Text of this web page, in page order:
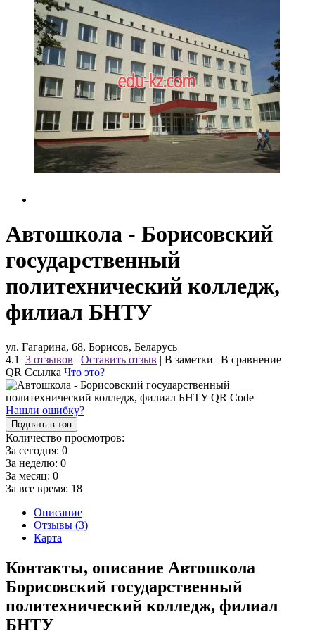
Автошкола - Борисовский
государственный
политехнический колледж,
филиал БНТУ
ул. Гагарина, 68, Борисов, Беларусь
4.1
3 отзывов | Оставить отзыв | В заметки | В сравнение
QR Ссылка Что это?
Нашли ошибку?
Поднять в топ
Количество просмотров:
За сегодня: 0
За неделю: 0
За месяц: 0
За все время: 18
Описание
Отзывы (3)
Карта
Контакты, описание Автошкола
Борисовский государственный
политехнический колледж, филиал
БНТУ